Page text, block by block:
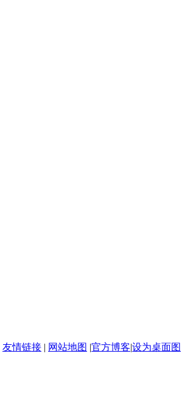
友情链接 | 网站地图 |官方博客|设为桌面图